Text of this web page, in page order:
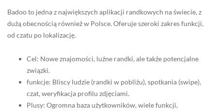
Badoo to jedna z największych aplikacji randkowych na świecie, z
dużą obecnością również w Polsce. Oferuje szeroki zakres funkcji,
od czatu po lokalizację.
Cel: Nowe znajomości, luźne randki, ale także potencjalne
związki.
funkcje: Bliscy ludzie (randki w pobliżu), spotkania (swipe),
czat, weryfikacja profilu zdjęciami.
Plusy: Ogromna baza użytkowników, wiele funkcji,